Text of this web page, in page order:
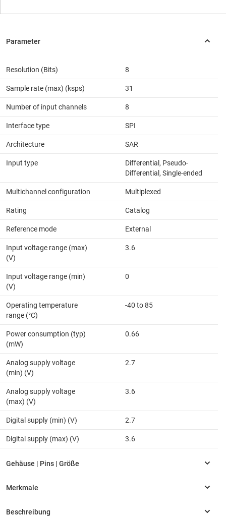
Resolution (Bits) 8
Sample rate (max) (ksps) 31
Number of input channels 8
Interface type SPI
Architecture SAR
Input type
Differential, Pseudo-
Differential, Single-ended
Multichannel configuration Multiplexed
Rating Catalog
Reference mode External
Input voltage range (max)
(V)
3.6
Input voltage range (min)
(V)
0
Operating temperature
range (°C)
-40 to 85
Power consumption (typ)
(mW)
0.66
Analog supply voltage
(min) (V)
2.7
Analog supply voltage
(max) (V)
3.6
Digital supply (min) (V) 2.7
Digital supply (max) (V) 3.6